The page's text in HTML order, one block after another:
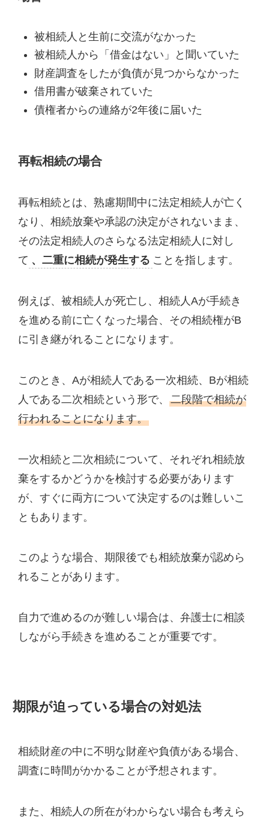
被相続人と生前に交流がなかった
被相続人から「借金はない」と聞いていた
財産調査をしたが負債が見つからなかった
借用書が破棄されていた
債権者からの連絡が2年後に届いた
再転相続の場合
再転相続とは、熟慮期間中に法定相続人が亡く
なり、相続放棄や承認の決定がされないまま、
その法定相続人のさらなる法定相続人に対し
て 、二重に相続が発生する ことを指します。
例えば、被相続人が死亡し、相続人Aが手続き
を進める前に亡くなった場合、その相続権がB
に引き継がれることになります。
このとき、Aが相続人である一次相続、Bが相続
人である二次相続という形で、 二段階で相続が
行われることになります。
一次相続と二次相続について、それぞれ相続放
棄をするかどうかを検討する必要があります
が、すぐに両方について決定するのは難しいこ
ともあります。
このような場合、期限後でも相続放棄が認めら
れることがあります。
自力で進めるのが難しい場合は、弁護士に相談
しながら手続きを進めることが重要です。
期限が迫っている場合の対処法
相続財産の中に不明な財産や負債がある場合、
調査に時間がかかることが予想されます。
また、相続人の所在がわからない場合も考えら